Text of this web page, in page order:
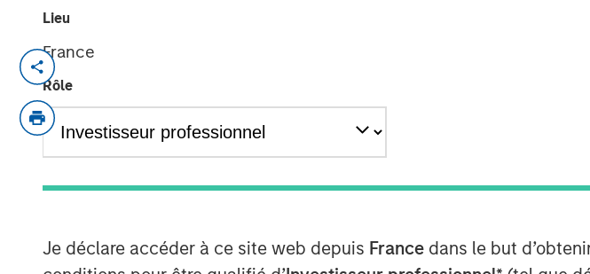
Lieu
France
Rôle
Je déclare accéder à ce site web depuis France dans le but
Morgan Stanley Investment Management (MSIM), through
funds managed by Morgan Stanley Infrastructure Partners
private infrastructure investment platform, today announced it
entered into an agreement to sell its ownership stake in
Strategic Value Partners.